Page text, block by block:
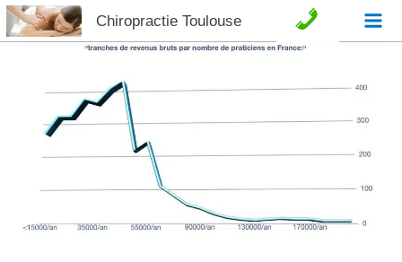
Aller
au
Chiropractie Toulouse C
c